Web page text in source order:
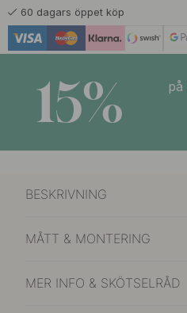
60 dagars öppet köp
15%
BESKRIVNING
MÅTT & MONTERING
MER INFO & SKÖTSELRÅD